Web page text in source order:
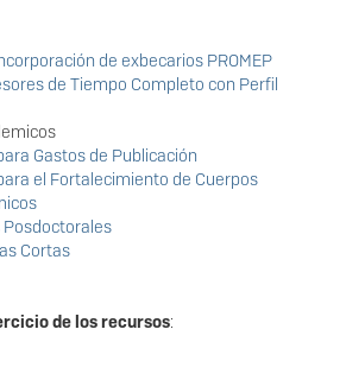
de exbecarios PROMEP
de Tiempo Completo con Perfil
Gastos de Publicación
el Fortalecimiento de Cuerpos
Posdoctorales
Cortas
de los recursos: